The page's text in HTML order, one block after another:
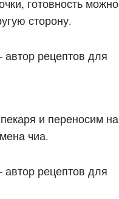
готовность можно
сторону.
и переносим на
чиа.